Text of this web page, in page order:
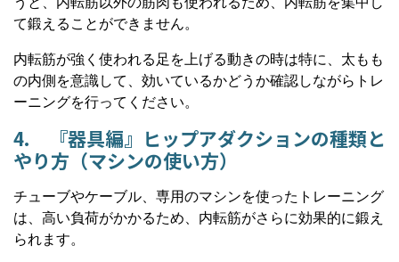
て鍛えることができません。
内転筋が強く使われる足を上げる動きの時は特に、太もも
の内側を意識して、効いているかどうか確認しながらトレ
ーニングを行ってください。
4. 『器具編』ヒップアダクションの種類と
やり方（マシンの使い方）
チューブやケーブル、専用のマシンを使ったトレーニング
は、高い負荷がかかるため、内転筋がさらに効果的に鍛え
られます。